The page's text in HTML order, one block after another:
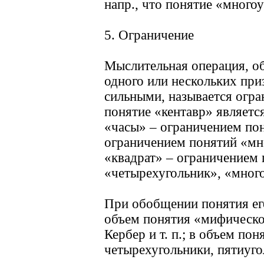
напр., что понятие
5. Ограничение
Мыслительная операция,
одного или нескольких
сильными, называется
понятие «кентавр»
«часы» – ограничением
ограничением понятий
«квадрат» –
«четырехугольник»,
При обобщении понятия
объем понятия
Кербер и т. п.; в объем
четырехугольники,